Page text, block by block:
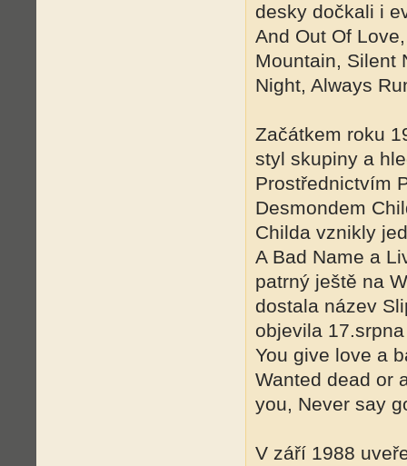
desky dočkali i
And Out Of
Mountain, Silent
Night, Always
Začátkem roku
styl skupiny a
Prostřednictvím
Desmondem
Childa vznikly
A Bad Name a
patrný ještě na
dostala název
objevila
You give love a
Wanted dead or
you, Never say
V září 1988